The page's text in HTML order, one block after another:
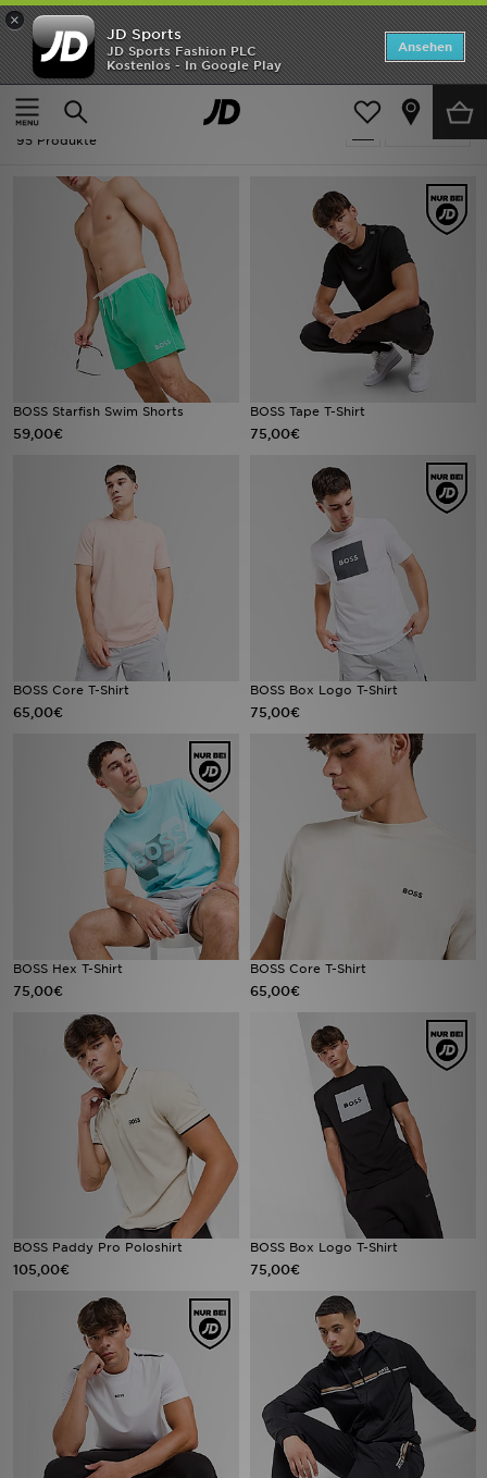
×
JD Sports
JD Sports Fashion PLC
Kostenlos - In Google Play
Ansehen
Startseite
Herren
verfeinern
Herren - BOSS
95 Produkte
BOSS Starfish Swim Shorts
59,00€
BOSS Tape T-Shirt
75,00€
BOSS Core T-Shirt
65,00€
BOSS Box Logo T-Shirt
75,00€
BOSS Hex T-Shirt
75,00€
BOSS Core T-Shirt
65,00€
BOSS Paddy Pro Poloshirt
105,00€
BOSS Box Logo T-Shirt
75,00€
Startseite
ANGEBOTE
Marken
Neuheiten
JD Exklusives
Lade Die APP
Geschenkkarte
Filialfinder
Meine Nachrichten
Bestellverfolgung
Hilfe & Kontakt
Trending Styles